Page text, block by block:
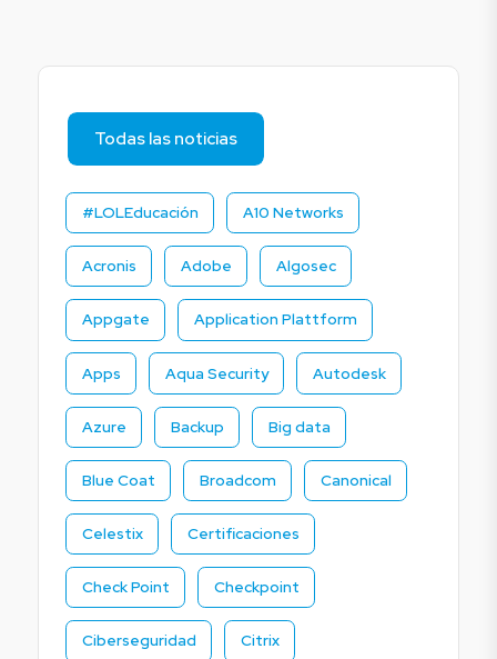
Todas las noticias
#LOLEducación A10 Networks
Acronis Adobe Algosec
Appgate Application Plattform
Apps Aqua Security Autodesk
Azure Backup Big data
Blue Coat Broadcom Canonical
Celestix Certificaciones
Check Point Checkpoint
Ciberseguridad Citrix